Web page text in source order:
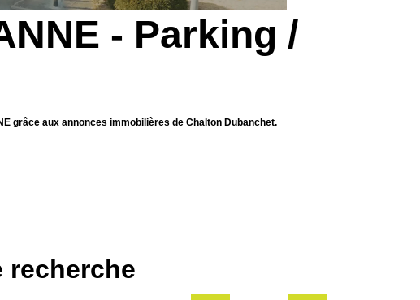
- Parking /
grâce aux annonces immobilières de Chalton Dubanchet.
recherche